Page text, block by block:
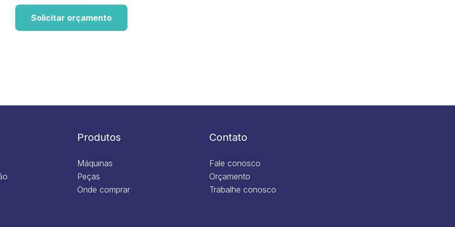
Solicitar orçamento
Produtos
Máquinas
Peças
Onde comprar
Contato
Fale conosco
Orçamento
Trabalhe conosco